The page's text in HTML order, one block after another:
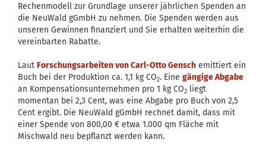
Rechenmodell zur Grundlage unserer jährlichen Spenden an
die NeuWald gGmbH zu nehmen. Die Spenden werden aus
unseren Gewinnen finanziert und Sie erhalten weiterhin die
vereinbarten Rabatte.
Laut Forschungsarbeiten von Carl-Otto Gensch emittiert ein
Buch bei der Produktion ca. 1,1 kg CO2. Eine gängige Abgabe
an Kompensationsunternehmen pro 1 kg CO2 liegt
momentan bei 2,3 Cent, was eine Abgabe pro Buch von 2,5
Cent ergibt. Die NeuWald gGmbH rechnet damit, dass mit
einer Spende von 800,00 € etwa 1.000 qm Fläche mit
Mischwald neu bepflanzt werden kann.